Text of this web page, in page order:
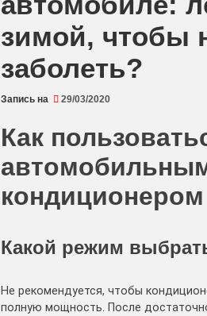
зимой, чтобы
заболеть?
Запись на 29/03/2020
Как
Какой режим
Не рекомендуется, чтобы
полную мощность. После